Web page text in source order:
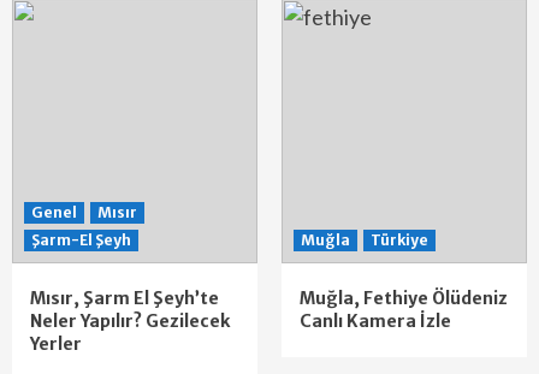
Genel
Mısır
Şarm-El Şeyh
Mısır, Şarm El Şeyh’te
Neler Yapılır? Gezilecek
Yerler
Muğla Türkiye
Muğla, Fethiye Ölüdeniz
Canlı Kamera İzle